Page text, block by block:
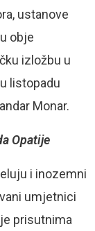
ustanove
obje
izložbu u
listopadu
Monar.
Opatije
i inozemni
umjetnici
prisutnima